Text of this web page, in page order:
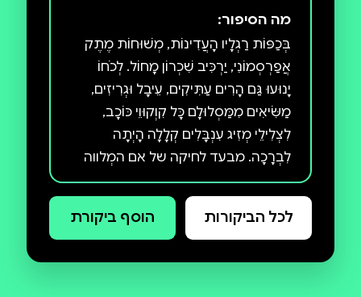
מה הסיפור:
בְּכַפּוֹת רַגְלָיו הָעֲדִינוֹת, מְשׁוּחוֹת מֶתֶק
אֲפַרְסְמוֹנִי, יַרְכִּיב שִׁכְרוֹן מָחוֹל. לְכֹחוֹ
יָנוּעוּ גַּם הָרִים עַתִּיקִים, עֵיבָל וּגְרִיזִים,
מַשִּׂיאִים מִמַּסְלוּלָם כָּל קִוְקוּוֵי כּוֹכָב,
לִצְלִילֵי מְזִיג עִנְבָּלִים קְלָלָה הָיְתָה
לִבְרָכָה. מבעד לחיקה של אם המְלווה
את בנה הטרנסג'נדר בתהליך
ההתאמה המגדרית נכתב ספר שירה
זה, שיש בו מזיגה מרתקת בין עוצמת
לכל הביקורות הוסף ביקורת